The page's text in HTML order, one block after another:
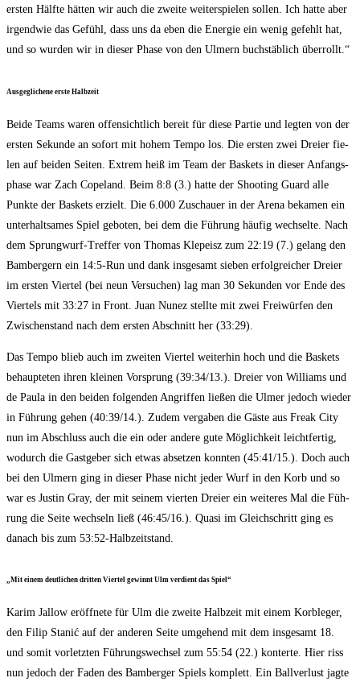
ers­ten Hälf­te hät­ten wir auch die zwei­te wei­ter­spie­len sol­len. Ich hat­te aber
irgend­wie das Gefühl, dass uns da eben die Ener­gie ein wenig gefehlt hat,
und so wur­den wir in die­ser Pha­se von den Ulmern buch­stäb­lich überrollt.“
Aus­ge­gli­che­ne ers­te Halbzeit
Bei­de Teams waren offen­sicht­lich bereit für die­se Par­tie und leg­ten von der
ers­ten Sekun­de an sofort mit hohem Tem­po los. Die ers­ten zwei Drei­er fie­
len auf bei­den Sei­ten. Extrem heiß im Team der Bas­kets in die­ser Anfangs­
pha­se war Zach Cope­land. Beim 8:8 (3.) hat­te der Shoo­ting Guard alle
Punk­te der Bas­kets erzielt. Die 6.000 Zuschau­er in der Are­na beka­men ein
unter­halt­sa­mes Spiel gebo­ten, bei dem die Füh­rung häu­fig wech­sel­te. Nach
dem Sprung­wurf-Tref­fer von Tho­mas Klepei­sz zum 22:19 (7.) gelang den
Bam­ber­gern ein 14:5‑Run und dank ins­ge­samt sie­ben erfolg­rei­cher Drei­er
im ers­ten Vier­tel (bei neun Ver­su­chen) lag man 30 Sekun­den vor Ende des
Vier­tels mit 33:27 in Front. Juan Nunez stell­te mit zwei Frei­wür­fen den
Zwi­schen­stand nach dem ers­ten Abschnitt her (33:29).
Das Tem­po blieb auch im zwei­ten Vier­tel wei­ter­hin hoch und die Bas­kets
behaup­te­ten ihren klei­nen Vor­sprung (39:34/13.). Drei­er von Wil­liams und
de Pau­la in den bei­den fol­gen­den Angrif­fen lie­ßen die Ulmer jedoch wie­der
in Füh­rung gehen (40:39/14.). Zudem ver­ga­ben die Gäs­te aus Freak City
nun im Abschluss auch die ein oder ande­re gute Mög­lich­keit leicht­fer­tig,
wodurch die Gast­ge­ber sich etwas abset­zen konn­ten (45:41/15.). Doch auch
bei den Ulmern ging in die­ser Pha­se nicht jeder Wurf in den Korb und so
war es Jus­tin Gray, der mit sei­nem vier­ten Drei­er ein wei­te­res Mal die Füh­
rung die Sei­te wech­seln ließ (46:45/16.). Qua­si im Gleich­schritt ging es
danach bis zum 53:52-Halbzeitstand.
„Mit einem deut­li­chen drit­ten Vier­tel gewinnt Ulm ver­dient das Spiel“
Karim Jal­low eröff­ne­te für Ulm die zwei­te Halb­zeit mit einem Korb­le­ger,
den Filip Sta­nić auf der ande­ren Sei­te umge­hend mit dem ins­ge­samt 18.
und somit vor­letz­ten Füh­rungs­wech­sel zum 55:54 (22.) kon­ter­te. Hier riss
nun jedoch der Faden des Bam­ber­ger Spiels kom­plett. Ein Ball­ver­lust jag­te